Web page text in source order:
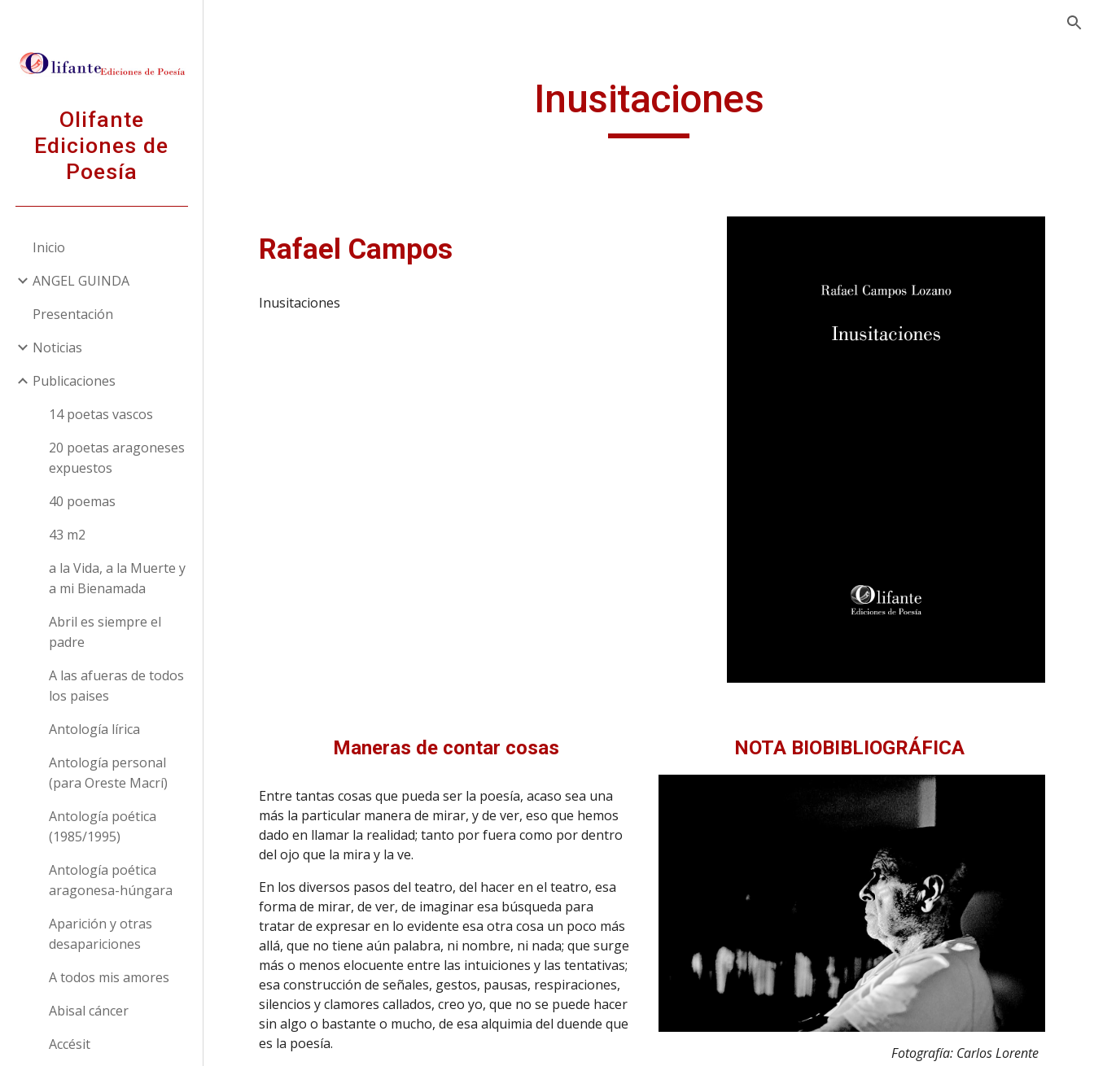
Olifante
Ediciones de
Poesía
Inicio
ANGEL GUINDA
Presentación
Noticias
Publicaciones
14 poetas vascos
20 poetas aragoneses
expuestos
40 poemas
43 m2
a la Vida, a la Muerte y
a mi Bienamada
Abril es siempre el
padre
A las afueras de todos
los paises
Antología lírica
Antología personal
(para Oreste Macrí)
Antología poética
(1985/1995)
Antología poética
aragonesa-húngara
Aparición y otras
desapariciones
A todos mis amores
Abisal cáncer
Accésit
Inusitaciones
Rafael Campos
Inusitaciones
Maneras de contar cosas
Entre tantas cosas que pueda ser la poesía, acaso sea una
más la particular manera de mirar, y de ver, eso que hemos
dado en llamar la realidad; tanto por fuera como por dentro
del ojo que la mira y la ve.
En los diversos pasos del teatro, del hacer en el teatro, esa
forma de mirar, de ver, de imaginar esa búsqueda para
tratar de expresar en lo evidente esa otra cosa un poco más
allá, que no tiene aún palabra, ni nombre, ni nada; que surge
más o menos elocuente entre las intuiciones y las tentativas;
esa construcción de señales, gestos, pausas, respiraciones,
silencios y clamores callados, creo yo, que no se puede hacer
sin algo o bastante o mucho, de esa alquimia del duende que
es la poesía.
NOTA BIOBIBLIOGRÁFICA
Fotografía: Carlos Lorente